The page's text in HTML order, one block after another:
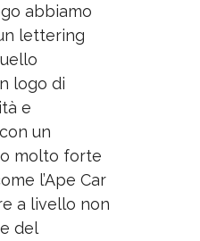
abbiamo
lettering
logo di
e
un
molto forte
l’Ape Car
a livello non
del